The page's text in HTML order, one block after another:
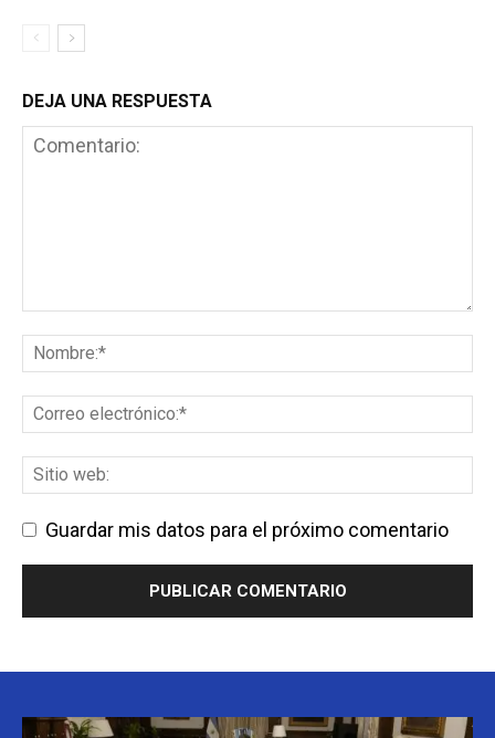
DEJA UNA RESPUESTA
Guardar mis datos para el próximo comentario